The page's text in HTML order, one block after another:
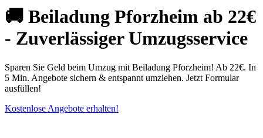
🚚 Beiladung Pforzheim ab 22€
- Zuverlässiger Umzugsservice
Sparen Sie Geld beim Umzug mit Beiladung Pforzheim! Ab 22€. In
5 Min. Angebote sichern & entspannt umziehen. Jetzt Formular
ausfüllen!
Kostenlose Angebote erhalten!